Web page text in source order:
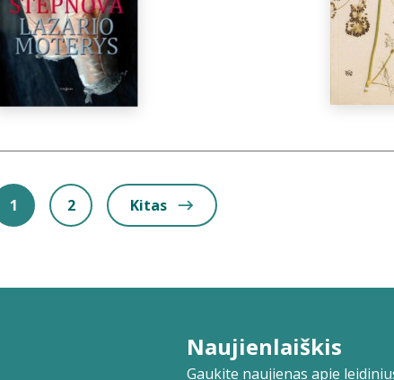
1 2 Kitas
Naujienlaiškis
Gaukite naujienas apie